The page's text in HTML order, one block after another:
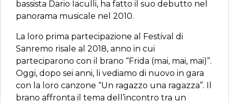
bassista Dario Iaculli, ha fatto il suo debutto nel
panorama musicale nel 2010.
La loro prima partecipazione al Festival di
Sanremo risale al 2018, anno in cui
parteciparono con il brano “Frida (mai, mai, mai)”.
Oggi, dopo sei anni, li vediamo di nuovo in gara
con la loro canzone “Un ragazzo una ragazza”. Il
brano affronta il tema dell’incontro tra un